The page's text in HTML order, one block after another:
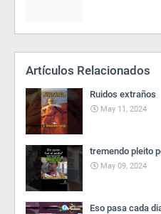
Artículos Relacionados
Ruidos extraños
May 11, 2024
tremendo pleito
May 09, 2024
Eso pasa cada